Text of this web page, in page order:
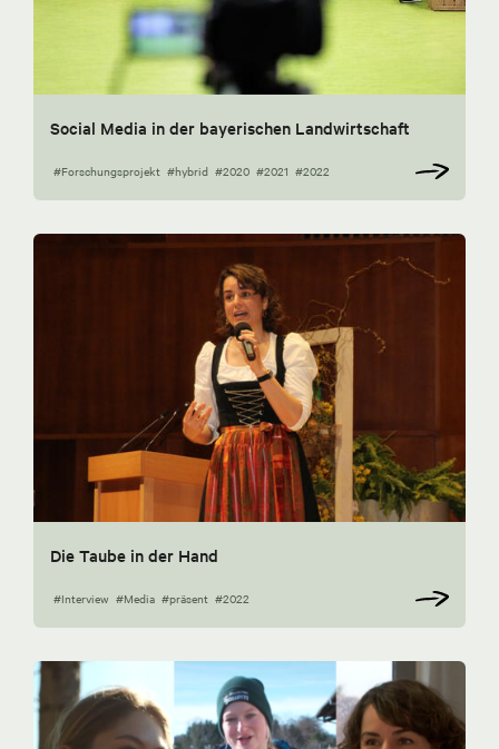
Social Media in der bayerischen Landwirtschaft
#Forschungsprojekt #hybrid #2020 #2021 #2022
Die Taube in der Hand
#Interview #Media #präsent #2022